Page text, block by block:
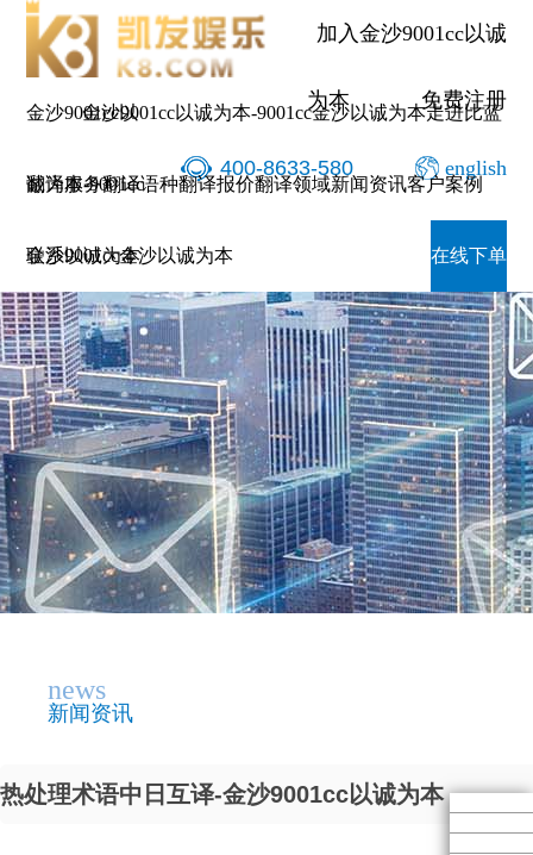
加入金沙9001cc以诚
为本 免费注册
400-8633-580 english
金沙9001cc以
诚为本-9001cc
金沙以诚为本
金沙9001cc以诚为本-9001cc金沙以诚为本走进比蓝
翻译服务翻译语种翻译报价翻译领域新闻资讯客户案例
联系9001cc金沙以诚为本 在线下单
news
新闻资讯
热处理术语中日互译-金沙9001cc以诚为本